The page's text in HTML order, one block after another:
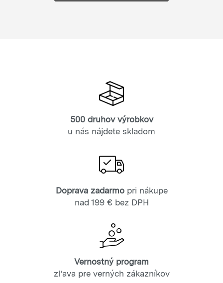
500 druhov výrobkov
u nás nájdete skladom
Doprava zadarmopri nákupe
nad 199 € bez DPH
Vernostný program
zľava pre verných zákazníkov